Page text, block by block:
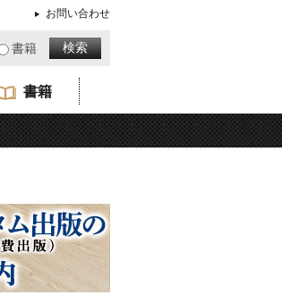
お問い合わせ
書籍
書籍